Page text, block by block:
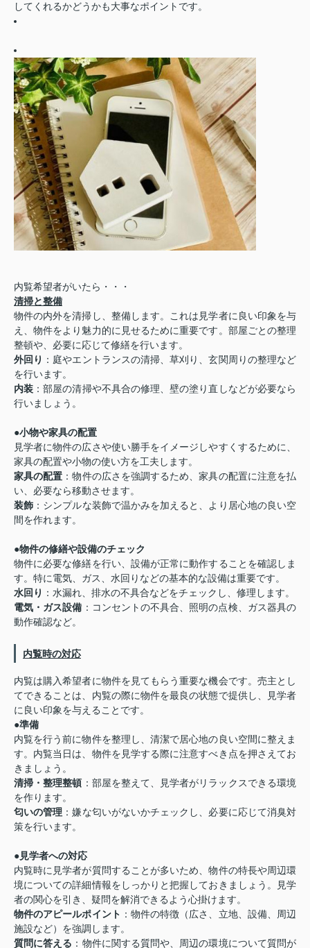
してくれるかどうかも大事なポイントです。
内覧希望者がいたら・・・
清掃と整備
物件の内外を清掃し、整備します。これは見学者に良い印象を与
え、物件をより魅力的に見せるために重要です。部屋ごとの整理
整頓や、必要に応じて修繕を行います。
外回り ：庭やエントランスの清掃、草刈り、玄関周りの整理など
を行います。
内装 ：部屋の清掃や不具合の修理、壁の塗り直しなどが必要なら
行いましょう。
●小物や家具の配置
見学者に物件の広さや使い勝手をイメージしやすくするために、
家具の配置や小物の使い方を工夫します。
家具の配置 ：物件の広さを強調するため、家具の配置に注意を払
い、必要なら移動させます。
装飾 ：シンプルな装飾で温かみを加えると、より居心地の良い空
間を作れます。
●物件の修繕や設備のチェック
物件に必要な修繕を行い、設備が正常に動作することを確認しま
す。特に電気、ガス、水回りなどの基本的な設備は重要です。
水回り ：水漏れ、排水の不具合などをチェックし、修理します。
電気・ガス設備 ：コンセントの不具合、照明の点検、ガス器具の
動作確認など。
内覧時の対応
内覧は購入希望者に物件を見てもらう重要な機会です。売主とし
てできることは、内覧の際に物件を最良の状態で提供し、見学者
に良い印象を与えることです。
●準備
内覧を行う前に物件を整理し、清潔で居心地の良い空間に整えま
す。内覧当日は、物件を見学する際に注意すべき点を押さえてお
きましょう。
清掃・整理整頓 ：部屋を整えて、見学者がリラックスできる環境
を作ります。
匂いの管理 ：嫌な匂いがないかチェックし、必要に応じて消臭対
策を行います。
●見学者への対応
内覧時に見学者が質問することが多いため、物件の特長や周辺環
境についての詳細情報をしっかりと把握しておきましょう。見学
者の関心を引き、疑問を解消できるよう心掛けます。
物件のアピールポイント ：物件の特徴（広さ、立地、設備、周辺
施設など）を強調します。
質問に答える ：物件に関する質問や、周辺の環境について質問が